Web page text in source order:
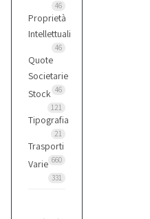
46
Proprietà
Intellettuali
46
Quote
Societarie
46
Stock
121
Tipografia
21
Trasporti
660
Varie
331